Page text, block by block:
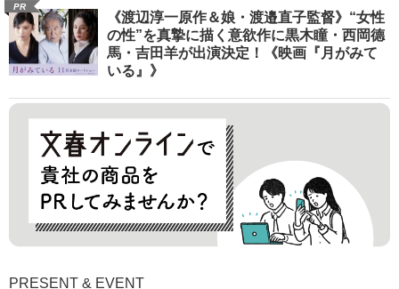
PR
《渡辺淳一原作＆娘・渡邉直子監督》“女性
の性”を真摯に描く意欲作に黒木瞳・西岡德
馬・吉田羊が出演決定！《映画『月がみて
いる』》
PRESENT & EVENT